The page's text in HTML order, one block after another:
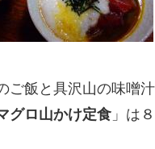
ご飯と具沢山の味噌
グロ山かけ定食 」は